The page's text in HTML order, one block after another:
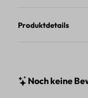
Produktdetails
Noch keine